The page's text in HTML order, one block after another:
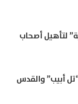
لتأهيل أصحاب
أبيب” والقدس